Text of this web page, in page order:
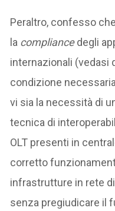
Peraltro, confesso
la compliancedegli
internazionali (vedasi
condizione
vi sia la necessità di
tecnica di
OLT presenti in
corretto
infrastrutture in rete
senza pregiudicare il